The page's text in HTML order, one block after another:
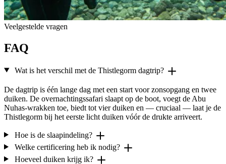
Veelgestelde vragen
FAQ
Wat is het verschil met de Thistlegorm dagtrip?
De dagtrip is één lange dag met een start voor zonsopgang en twee
duiken. De overnachtingssafari slaapt op de boot, voegt de Abu
Nuhas-wrakken toe, biedt tot vier duiken en — cruciaal — laat je de
Thistlegorm bij het eerste licht duiken vóór de drukte arriveert.
Hoe is de slaapindeling?
Welke certificering heb ik nodig?
Hoeveel duiken krijg ik?